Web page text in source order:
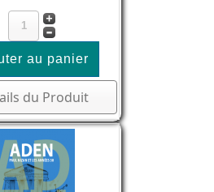
du Produit